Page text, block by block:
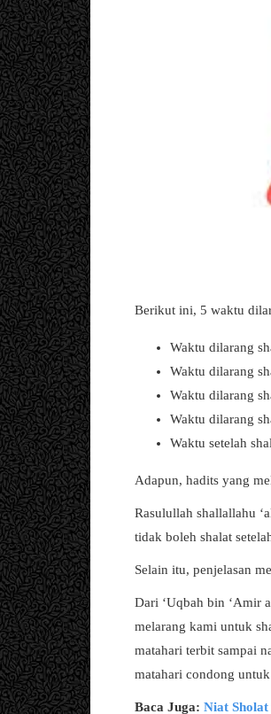
Berikut ini, 5 waktu
Waktu dilarang
Waktu dilarang
Waktu dilarang
Waktu dilarang
Waktu setelah
Adapun, hadits yang
Rasulullah shallallahu
tidak boleh shalat
Selain itu, penjelasan
Dari ‘Uqbah bin ‘Amir
melarang kami untuk
matahari terbit sampai
matahari condong
Baca Juga: Niat Sholat